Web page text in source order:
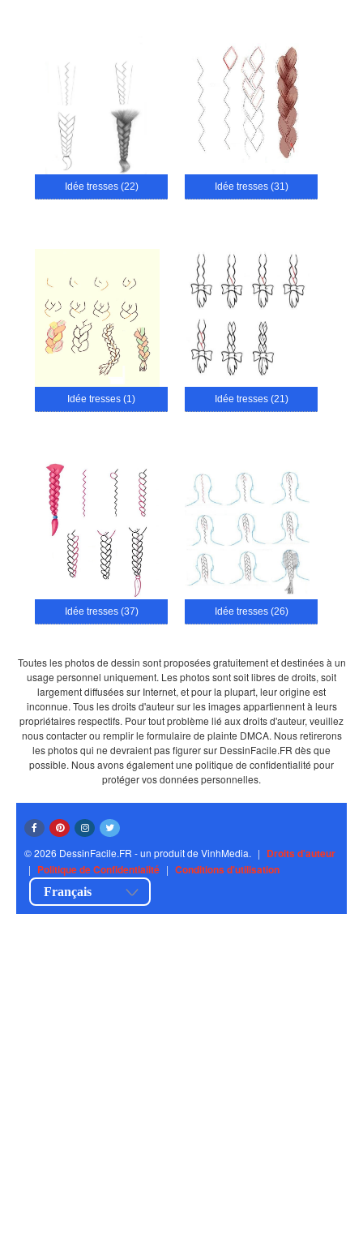
Idée tresses (22) Idée tresses (31)
Idée tresses (1) Idée tresses (21)
Idée tresses (37) Idée tresses (26)
Toutes les photos de dessin sont proposées gratuitement et destinées à un
usage personnel uniquement. Les photos sont soit libres de droits, soit
largement diffusées sur Internet, et pour la plupart, leur origine est
inconnue. Tous les droits d'auteur sur les images appartiennent à leurs
propriétaires respectifs. Pour tout problème lié aux droits d'auteur, veuillez
nous contacter ou remplir le formulaire de plainte DMCA. Nous retirerons
les photos qui ne devraient pas figurer sur DessinFacile.FR dès que
possible. Nous avons également une politique de confidentialité pour
protéger vos données personnelles.
© 2026 DessinFacile.FR - un produit de VinhMedia. | Droits d'auteur
| Politique de Confidentialité | Conditions d'utilisation
Français